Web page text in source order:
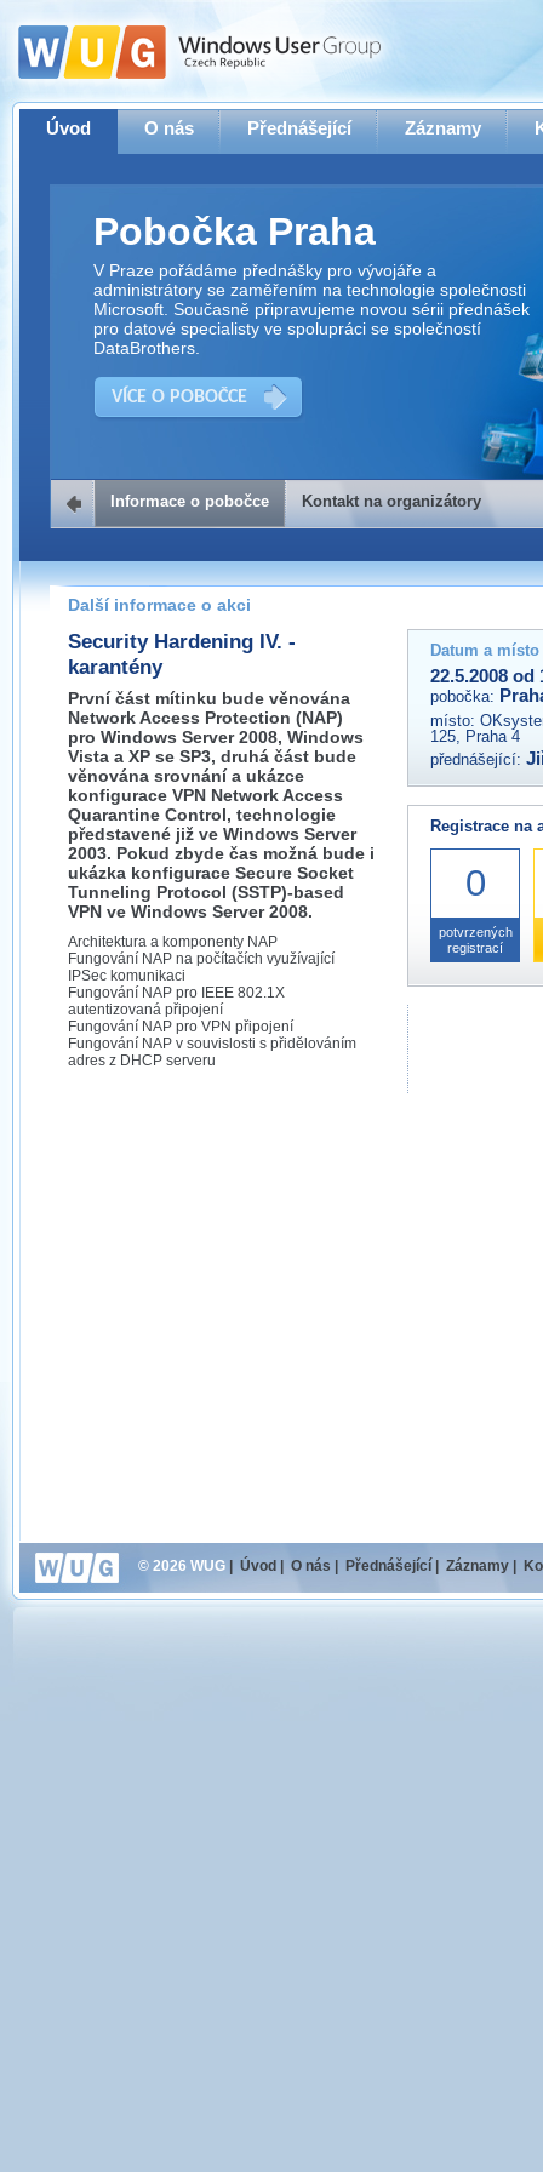
Úvod O nás Přednášející Záznamy
Pobočka Praha
V Praze pořádáme přednášky pro vývojáře a
administrátory se zaměřením na technologie společnosti
Microsoft. Současně připravujeme novou sérii přednášek
pro datové specialisty ve spolupráci se společností
DataBrothers.
VÍCE O POBOČCE
Kontakt na organizátory
Pokud máte jakýkoliv dotaz na organizátory této akce,
prosím neváhejte nás kontaktovat na e-mailu:
praha@wug.cz
Informace o pobočce Kontakt na organizátory
Další informace o akci
Security Hardening IV. -
karantény
První část mítinku bude věnována
Network Access Protection (NAP)
pro Windows Server 2008, Windows
Vista a XP se SP3, druhá část bude
věnována srovnání a ukázce
konfigurace VPN Network Access
Quarantine Control, technologie
představené již ve Windows Server
2003. Pokud zbyde čas možná bude i
ukázka konfigurace Secure Socket
Tunneling Protocol (SSTP)-based
VPN ve Windows Server 2008.
Architektura a komponenty NAP
Fungování NAP na počítačích využívající
IPSec komunikaci
Fungování NAP pro IEEE 802.1X
autentizovaná připojení
Fungování NAP pro VPN připojení
Fungování NAP v souvislosti s přidělováním
adres z DHCP serveru
Datum a
22.5.2008 od
pobočka:
místo:
125, Praha 4
přednášející:
Registrace na
0
potvrzených
registrací
© 2026 WUG Úvod O nás Přednášející Záznamy